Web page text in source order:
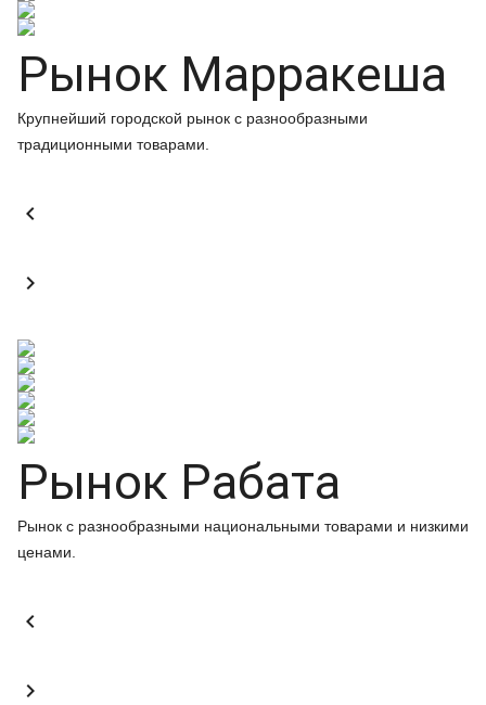
Рынок Марракеша
Крупнейший городской рынок с разнообразными
традиционными товарами.


Рынок Рабата
Рынок с разнообразными национальными товарами и низкими
ценами.

